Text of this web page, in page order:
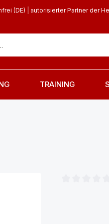
(DE) | autorisierter Partner der
TRAINING